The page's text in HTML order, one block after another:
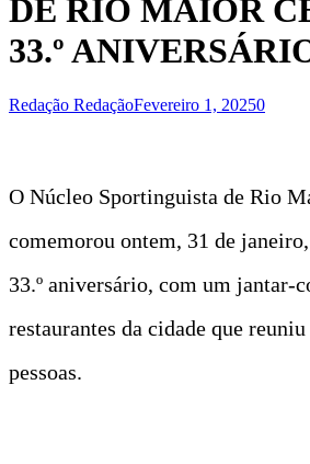
DE RIO MAIOR
33.º
Redação RedaçãoFevereiro 1, 20250
O Núcleo Sportinguista de Rio
comemorou ontem, 31 de janeiro,
33.º aniversário, com um jantar-
restaurantes da cidade que
pessoas.